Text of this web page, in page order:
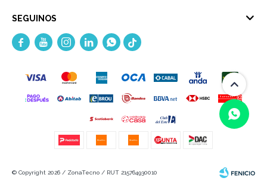
SEGUINOS
    
© Copyright 2026 / ZonaTecno / RUT 215764930010